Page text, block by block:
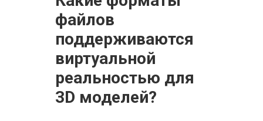
файлов
поддерживаются
виртуальной
реальностью для
3D моделей?